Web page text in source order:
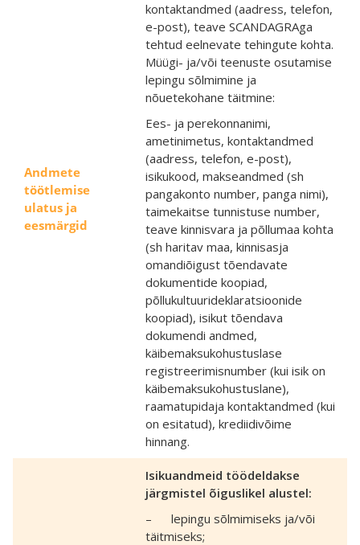
Andmete
töötlemise
ulatus ja
eesmärgid
kontaktandmed (aadress, telefon,
e-post), teave SCANDAGRAga
tehtud eelnevate tehingute kohta.
Müügi- ja/või teenuste osutamise
lepingu sõlmimine ja
nõuetekohane täitmine:
Ees- ja perekonnanimi,
ametinimetus, kontaktandmed
(aadress, telefon, e-post),
isikukood, makseandmed (sh
pangakonto number, panga nimi),
taimekaitse tunnistuse number,
teave kinnisvara ja põllumaa kohta
(sh haritav maa, kinnisasja
omandiõigust tõendavate
dokumentide koopiad,
põllukultuurideklaratsioonide
koopiad), isikut tõendava
dokumendi andmed,
käibemaksukohustuslase
registreerimis­number (kui isik on
käibemaksukohustuslane),
raamatupidaja kontakt­andmed (kui
on esitatud), krediidivõime
hinnang.
Isikuandmeid töödeldakse
järgmistel õiguslikel alustel:
– lepingu sõlmimiseks ja/või
täitmiseks;